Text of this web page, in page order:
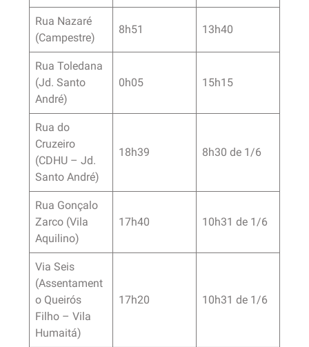
Rua Nazaré
(Campestre)
8h51 13h40
Rua Toledana
(Jd. Santo
André)
0h05 15h15
Rua do
Cruzeiro
(CDHU – Jd.
Santo André)
18h39 8h30 de 1/6
Rua Gonçalo
Zarco (Vila
Aquilino)
17h40 10h31 de 1/6
Via Seis
(Assentament
o Queirós
Filho – Vila
Humaitá)
17h20 10h31 de 1/6